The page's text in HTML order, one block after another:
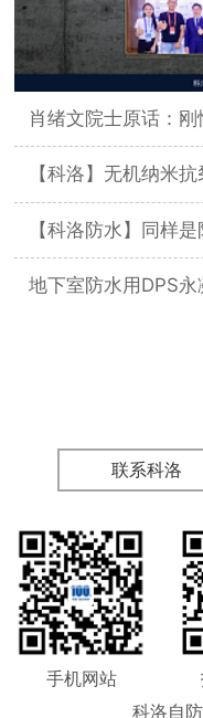
肖绪文院士原话：
【科洛】无机纳米
【科洛防水】同样是
地下室防水用DPS永凝
联系科洛
手机网站
科洛自